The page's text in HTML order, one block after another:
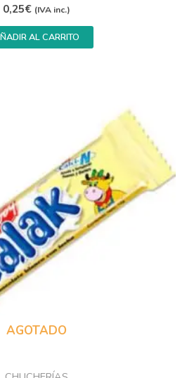
0,25€ (IVA inc.)
AL CARRITO
AGOTADO